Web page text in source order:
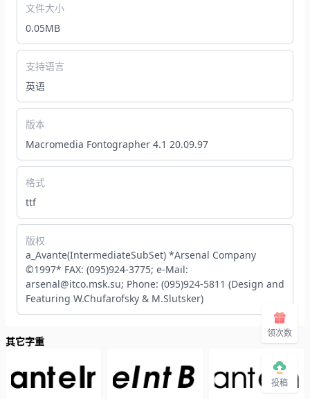
文件大小
0.05MB
支持语言
英语
版本
Macromedia Fontographer 4.1 20.09.97
格式
ttf
版权
a_Avante(IntermediateSubSet) *Arsenal Company
©1997* FAX: (095)924-3775; e-Mail:
arsenal@itco.msk.su; Phone: (095)924-5811 (Design and
Featuring W.Chufarofsky & M.Slutsker)
其它字重
领次数
投稿